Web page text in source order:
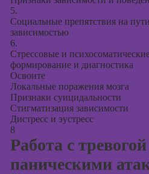
5.
Социальные препятствия на
зависимостью
6.
Стрессовые и
формирование и диагностика
Освоите
Локальные поражения мозга
Признаки суицидальности
Стигматизация зависимости
Дистресс и эустресс
8
Работа с
паническими